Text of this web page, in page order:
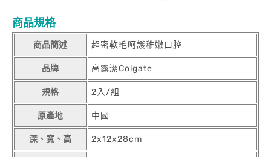
商品規格
商品簡述 超密軟毛呵護稚嫩口腔
品牌 高露潔Colgate
規格 2入/組
原產地 中國
深、寬、高 2x12x28cm